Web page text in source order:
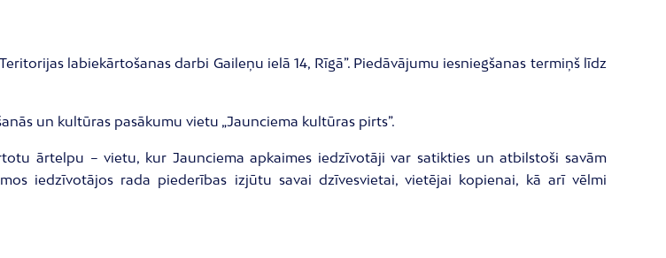
labiekārtošanas darbi Gaileņu ielā 14, Rīgā”. Piedāvājumu iesniegšanas termiņš līdz
un kultūras pasākumu vietu „Jaunciema kultūras pirts”.
ārtelpu – vietu, kur Jaunciema apkaimes iedzīvotāji var satikties un atbilstoši savām
iedzīvotājos rada piederības izjūtu savai dzīvesvietai, vietējai kopienai, kā arī vēlmi